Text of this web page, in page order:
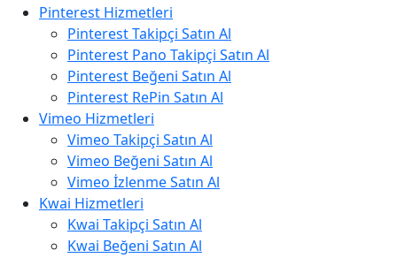
Pinterest Hizmetleri
Pinterest Takipçi Satın Al
Pinterest Pano Takipçi Satın Al
Pinterest Beğeni Satın Al
Pinterest RePin Satın Al
Vimeo Hizmetleri
Vimeo Takipçi Satın Al
Vimeo Beğeni Satın Al
Vimeo İzlenme Satın Al
Kwai Hizmetleri
Kwai Takipçi Satın Al
Kwai Beğeni Satın Al